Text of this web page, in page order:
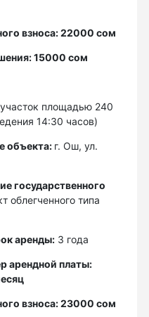
взноса: 22000 сом
15000 сом
площадью 240
14:30 часов)
объекта: г. Ош, ул.
государственного
облегченного типа
аренды: 3 года
арендной платы:
взноса: 23000 сом